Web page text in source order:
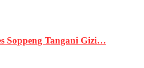
Soppeng Tangani Gizi…